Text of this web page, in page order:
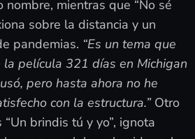
mientras que “No sé
sobre la distancia y un
pandemias. “Es un tema que
película 321 días en Michigan
pero hasta ahora no he
con la estructura.”Otro
brindis tú y yo”, ignota